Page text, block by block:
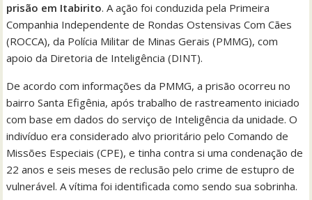
prisão em Itabirito. A ação foi conduzida pela Primeira
Companhia Independente de Rondas Ostensivas Com Cães
(ROCCA), da Polícia Militar de Minas Gerais (PMMG), com
apoio da Diretoria de Inteligência (DINT).
De acordo com informações da PMMG, a prisão ocorreu no
bairro Santa Efigênia, após trabalho de rastreamento iniciado
com base em dados do serviço de Inteligência da unidade. O
indivíduo era considerado alvo prioritário pelo Comando de
Missões Especiais (CPE), e tinha contra si uma condenação de
22 anos e seis meses de reclusão pelo crime de estupro de
vulnerável. A vítima foi identificada como sendo sua sobrinha.